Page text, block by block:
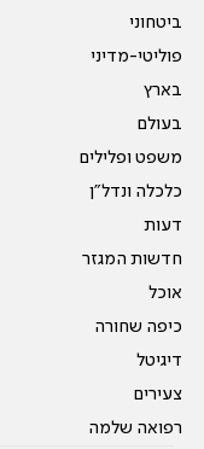
ביטחוני
פוליטי-מדיני
בארץ
בעולם
משפט ופלילים
כלכלה ונדל"ן
דעות
חדשות המגזר
אוכל
כיפה שחורה
דיגיטל
צעירים
רפואה שלמה